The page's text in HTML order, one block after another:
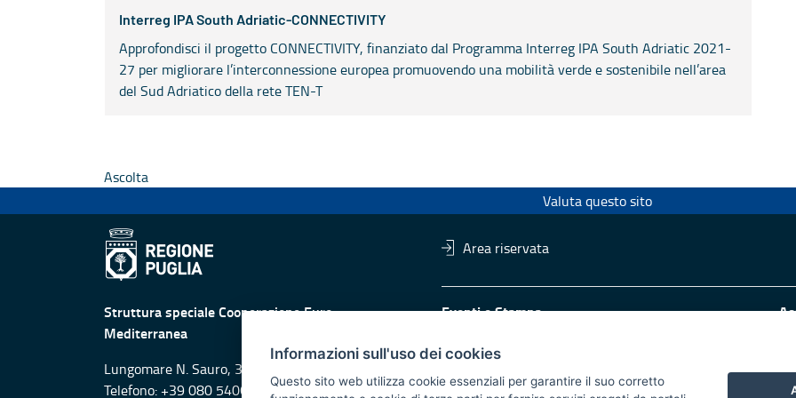
Interreg IPA South Adriatic-CONNECTIVITY
Approfondisci il progetto CONNECTIVITY, finanziato dal Programma Interreg IPA South Adriatic 2021-
27 per migliorare l’interconnessione europea promuovendo una mobilità verde e sostenibile nell’area
del Sud Adriatico della rete TEN-T
Ascolta
Valuta questo sito
Area riservata
Struttura speciale Cooperazione Euro-
Mediterranea
Lungomare N. Sauro, 33 - 70121 Bari
Telefono: +39 080 5406138
Eventi e Stampa
Press Regione
Informazioni sull'uso dei cookies
Questo sito web utilizza cookie essenziali per garantire il suo corretto